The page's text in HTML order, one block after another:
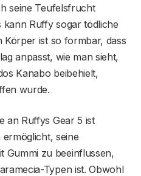
seine Teufelsfrucht
Ruffy sogar tödliche
Körper ist so formbar, dass
anpasst, wie man sieht,
Kanabo beibehielt,
wurde.
an Ruffys Gear 5 ist
ermöglicht, seine
Gummi zu beeinflussen,
Typen ist. Obwohl